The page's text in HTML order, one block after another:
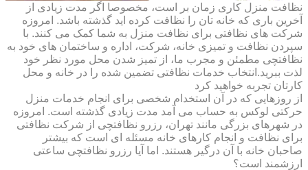
نظافت منزل کاری زمان بر است، مخصوصا اگر مدت زیادی از
آخرین باری که خانه تان را نظافت کرده اید گذشته باشد. امروزه
شرکت های نظافتی برای نظافت منزل به شما کمک می کنند. با
سپردن نظافت و تمیزی خانه، شرکت، اداره و ساختمان های خود به
نظافتچی مطمئن و مجرب ما، از تمیز شدن محل مورد نظر خود
لذت ببرید.انتخاب خدمات نظافتی تضمین شده را در خانه و محل
کارتان تجربه خواهید کرد
از روزهایی که در آن استخدام شخصی برای انجام خدمات منزل
حرکتی لوکس به حساب می آمد مدت زیادی گذشته است. امروزه
در شهرهای بزرگی مانند تهران، رزرو نظافتچی از شرکت نظافتی
برای نظافت و انجام کارهای خانه مسئله ای است که بیشتر
صاحبان خانه با آن درگیر هستند. اما آیا رزرو نظافتچی ساعتی
ارزشمند است؟